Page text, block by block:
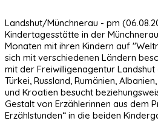
Landshut/Münchnerau - pm
Kindertagesstätte in der
Monaten mit ihren Kindern auf
sich mit verschiedenen Ländern
mit der Freiwilligenagentur
Türkei, Russland, Rumänien,
und Kroatien besucht
Gestalt von Erzählerinnen aus dem
Erzählstunden“ in die beiden